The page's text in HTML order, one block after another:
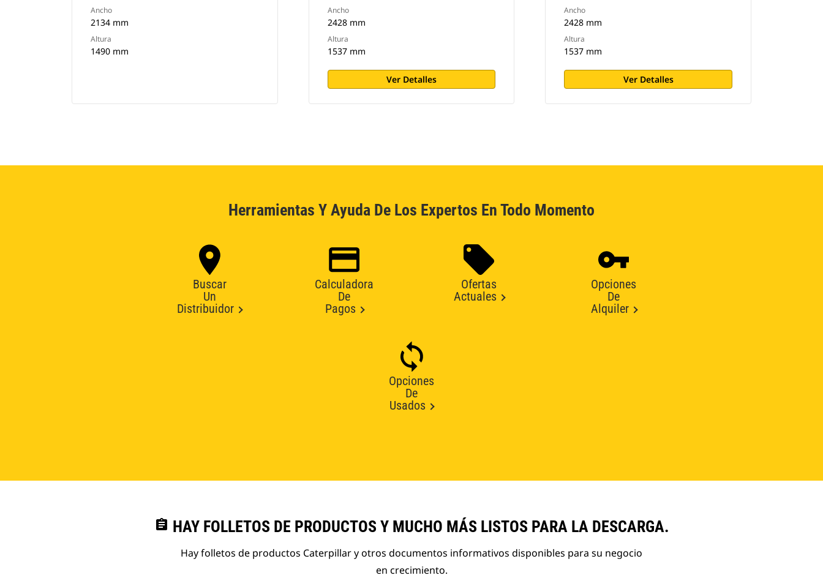
Ancho
2134 mm
Altura
1490 mm
Ancho
2428 mm
Altura
1537 mm
Ver Detalles
Ancho
2428 mm
Altura
1537 mm
Ver Detalles
Herramientas Y Ayuda De Los Expertos En Todo Momento
Buscar
Un
Distribuidor
Calculadora
De
Pagos
Ofertas
Actuales
Opciones
De
Alquiler
Opciones
De
Usados
assignment HAY FOLLETOS DE PRODUCTOS Y MUCHO MÁS LISTOS PARA LA DESCARGA.
Hay folletos de productos Caterpillar y otros documentos informativos disponibles para su negocio
en crecimiento.